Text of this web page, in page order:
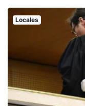
Locales